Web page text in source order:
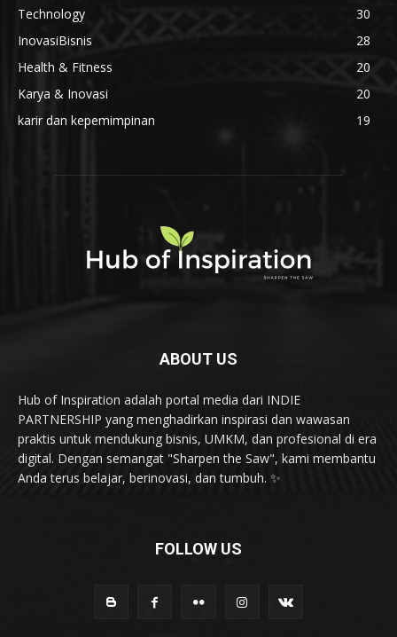
Technology
30
InovasiBisnis
28
Health & Fitness
20
Karya & Inovasi
20
karir dan kepemimpinan
19
ABOUT US
Hub of Inspiration adalah portal media dari INDIE
PARTNERSHIP yang menghadirkan inspirasi dan wawasan
praktis untuk mendukung bisnis, UMKM, dan profesional di era
digital. Dengan semangat "Sharpen the Saw", kami membantu
Anda terus belajar, berinovasi, dan tumbuh. ✨
FOLLOW US